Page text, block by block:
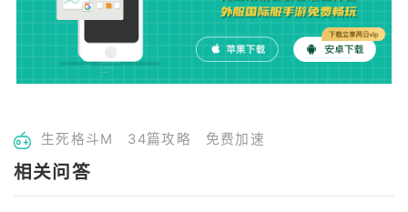
生死格斗M 34篇攻略 免费加速
相关问答